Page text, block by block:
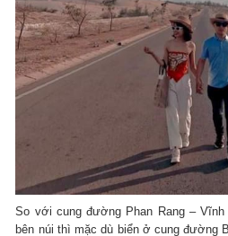
So với cung đường Phan Rang –
bên núi thì mặc dù biển ở cung đường